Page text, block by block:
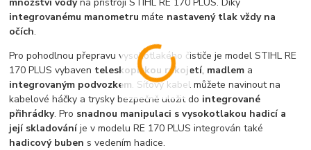
integrovanému manometru máte nastavený tlak vždy na
očích.
Pro pohodlnou přepravu vysokotlakého čističe je model STIHL RE
170 PLUS vybaven teleskopickou rukojetí, madlem a
integrovaným podvozkem. Síťový kabel můžete navinout na
kabelové háčky a trysky bezpečně uložit do integrované
přihrádky. Pro snadnou manipulaci s vysokotlakou hadicí a
její skladováníje v modelu RE 170 PLUS integrován také
hadicový buben s vedením hadice.